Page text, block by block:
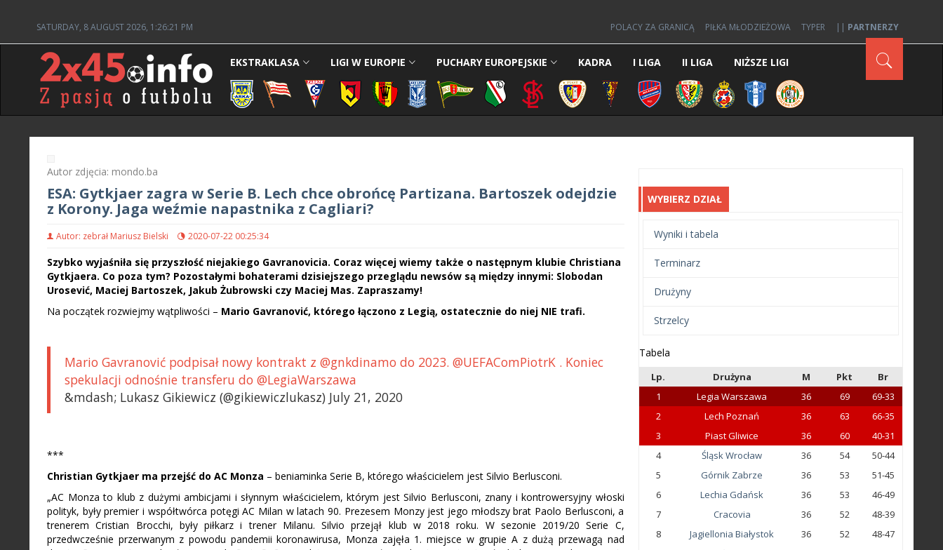
SATURDAY, 8 AUGUST 2026, 1:26:22 PM POLACY ZA GRANICĄ PIŁKA MŁODZIEŻOWA TYPER || PARTNERZY
EKSTRAKLASA LIGI W EUROPIE PUCHARY EUROPEJSKIE KADRA I LIGA II LIGA NIŻSZE LIGI
Autor zdjęcia: mondo.ba
ESA: Gytkjaer zagra w Serie B. Lech chce obrońcę Partizana. Bartoszek odejdzie
z Korony. Jaga weźmie napastnika z Cagliari?
Autor: zebrał Mariusz Bielski 2020-07-22 00:25:34
Szybko wyjaśniła się przyszłość niejakiego Gavranovicia. Coraz więcej wiemy także o następnym klubie Christiana
Gytkjaera. Co poza tym? Pozostałymi bohaterami dzisiejszego przeglądu newsów są między innymi: Slobodan
Urosević, Maciej Bartoszek, Jakub Żubrowski czy Maciej Mas. Zapraszamy!
Na początek rozwiejmy wątpliwości – Mario Gavranović, którego łączono z Legią, ostatecznie do niej NIE trafi.
Mario Gavranović podpisał nowy kontrakt z @gnkdinamo do 2023. @UEFAComPiotrK . Koniec
spekulacji odnośnie transferu do @LegiaWarszawa
&mdash; Lukasz Gikiewicz (@gikiewiczlukasz) July 21, 2020
***
Christian Gytkjaer ma przejść do AC Monza – beniaminka Serie B, którego właścicielem jest Silvio Berlusconi.
„AC Monza to klub z dużymi ambicjami i słynnym właścicielem, którym jest Silvio Berlusconi, znany i kontrowersyjny włoski
polityk, były premier i współtwórca potęgi AC Milan w latach 90. Prezesem Monzy jest jego młodszy brat Paolo Berlusconi, a
trenerem Cristian Brocchi, były piłkarz i trener Milanu. Silvio przejął klub w 2018 roku. W sezonie 2019/20 Serie C,
przedwcześnie przerwanym z powodu pandemii koronawirusa, Monza zajęła 1. miejsce w grupie A z dużą przewagą nad
WYBIERZ DZIAŁ
Wyniki i tabela
Terminarz
Drużyny
Strzelcy
Tabela
Lp. Drużyna M Pkt
Br
1
Legia Warszawa 36 69
69-33
2
Lech Poznań 36 63
66-35
3
Piast Gliwice 36 60
40-31
4
Śląsk Wrocław 36 54
50-44
5
Górnik Zabrze 36 53
51-45
6
Lechia Gdańsk 36 53
46-49
7
Cracovia 36 52
48-39
8
Jagiellonia Białystok 36 52
48-47